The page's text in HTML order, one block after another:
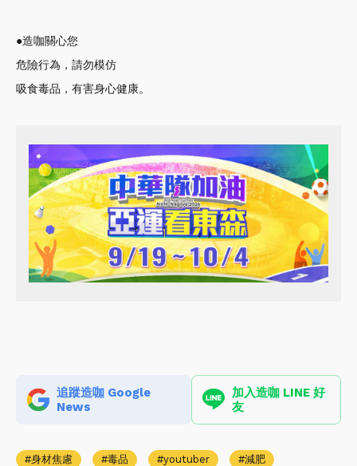
●造咖關心您
危險行為，請勿模仿
吸食毒品，有害身心健康。
追蹤造咖 Google
News
加入造咖 LINE 好
友
身材焦慮 毒品 youtuber 減肥